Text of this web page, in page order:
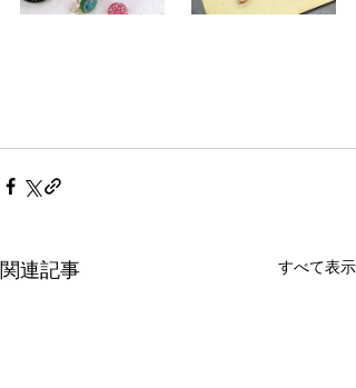
関連記事 すべて表示